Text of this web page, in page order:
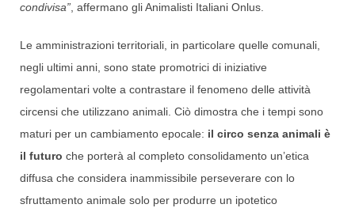
condivisa” , affermano gli Animalisti Italiani Onlus.
Le amministrazioni territoriali, in particolare quelle comunali,
negli ultimi anni, sono state promotrici di iniziative
regolamentari volte a contrastare il fenomeno delle attività
circensi che utilizzano animali. Ciò dimostra che i tempi sono
maturi per un cambiamento epocale: il circo senza animali è
il futuro che porterà al completo consolidamento un’etica
diffusa che considera inammissibile perseverare con lo
sfruttamento animale solo per produrre un ipotetico